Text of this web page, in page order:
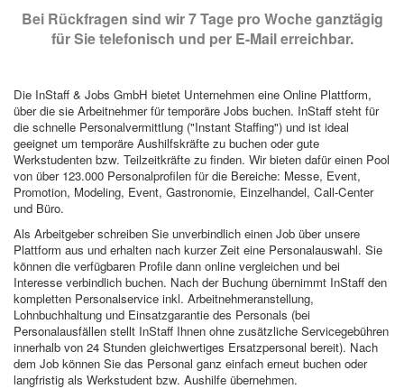
Bei Rückfragen sind wir 7 Tage pro Woche ganztägig
für Sie telefonisch und per E-Mail erreichbar.
Die InStaff & Jobs GmbH bietet Unternehmen eine Online Plattform,
über die sie Arbeitnehmer für temporäre Jobs buchen. InStaff steht für
die schnelle Personalvermittlung ("Instant Staffing") und ist ideal
geeignet um temporäre Aushilfskräfte zu buchen oder gute
Werkstudenten bzw. Teilzeitkräfte zu finden. Wir bieten dafür einen Pool
von über 123.000 Personalprofilen für die Bereiche: Messe, Event,
Promotion, Modeling, Event, Gastronomie, Einzelhandel, Call-Center
und Büro.
Als Arbeitgeber schreiben Sie unverbindlich einen Job über unsere
Plattform aus und erhalten nach kurzer Zeit eine Personalauswahl. Sie
können die verfügbaren Profile dann online vergleichen und bei
Interesse verbindlich buchen. Nach der Buchung übernimmt InStaff den
kompletten Personalservice inkl. Arbeitnehmeranstellung,
Lohnbuchhaltung und Einsatzgarantie des Personals (bei
Personalausfällen stellt InStaff Ihnen ohne zusätzliche Servicegebühren
innerhalb von 24 Stunden gleichwertiges Ersatzpersonal bereit). Nach
dem Job können Sie das Personal ganz einfach erneut buchen oder
langfristig als Werkstudent bzw. Aushilfe übernehmen.